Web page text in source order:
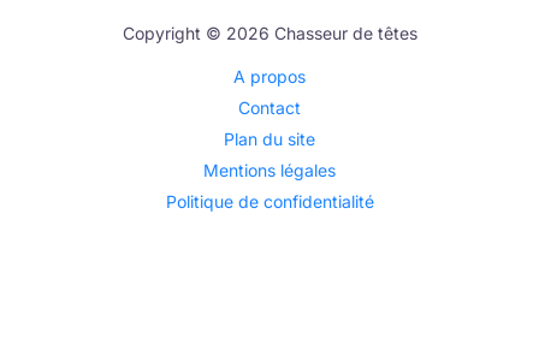
Copyright © 2026 Chasseur de têtes
A propos
Contact
Plan du site
Mentions légales
Politique de confidentialité